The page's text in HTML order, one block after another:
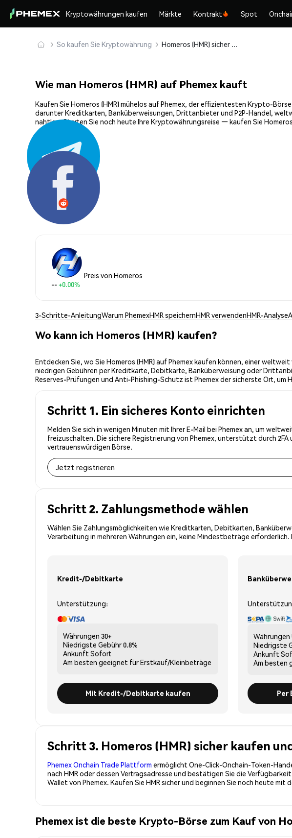
Kryptowährungen kaufen Märkte Kontrakt Spot
So kaufen Sie Kryptowährung Homeros (HMR) sicher kaufen und speichern
Wie man Homeros (HMR) auf Phemex kauft
Kaufen Sie Homeros (HMR) mühelos auf Phemex, der effizientesten Krypto-
darunter Kreditkarten, Banküberweisungen, Drittanbieter und P2P-Handel,
nahtlos. Starten Sie noch heute Ihre Kryptowährungsreise — kaufen Sie
Preis von Homeros
-- +0.00%
3-Schritte-AnleitungWarum PhemexHMR speichernHMR verwendenHMR-Analyse
Wo kann ich Homeros (HMR) kaufen?
Entdecken Sie, wo Sie Homeros (HMR) auf Phemex kaufen können, einer
niedrigen Gebühren per Kreditkarte, Debitkarte, Banküberweisung oder
Reserves-Prüfungen und Anti-Phishing-Schutz ist Phemex der sicherste Ort,
Schritt 1. Ein sicheres Konto einrichten
Melden Sie sich in wenigen Minuten mit Ihrer E-Mail bei Phemex an, um
freizuschalten. Die sichere Registrierung von Phemex, unterstützt durch
vertrauenswürdigen Börse.
Jetzt registrieren
Schritt 2. Zahlungsmethode wählen
Wählen Sie Zahlungsmöglichkeiten wie Kreditkarten, Debitkarten,
Verarbeitung in mehreren Währungen ein, keine Mindestbeträge
Kredit-/Debitkarte
Unterstützung:
Währungen 30+
Niedrigste Gebühr0.8%
Ankunft Sofort
Am besten geeignet fürErstkauf/Kleinbeträge
Mit Kredit-/Debitkarte kaufen
Währungen
Niedrigste
Ankunft
Am besten
Per
Schritt 3. Homeros (HMR) sicher kaufen
Phemex Onchain Trade Plattform ermöglicht One-Click-Onchain-Token-
nach HMR oder dessen Vertragsadresse und bestätigen Sie die
Wallet von Phemex. Kaufen Sie HMR sicher und beginnen Sie noch heute mit
Phemex ist die beste Krypto-Börse zum Kauf von